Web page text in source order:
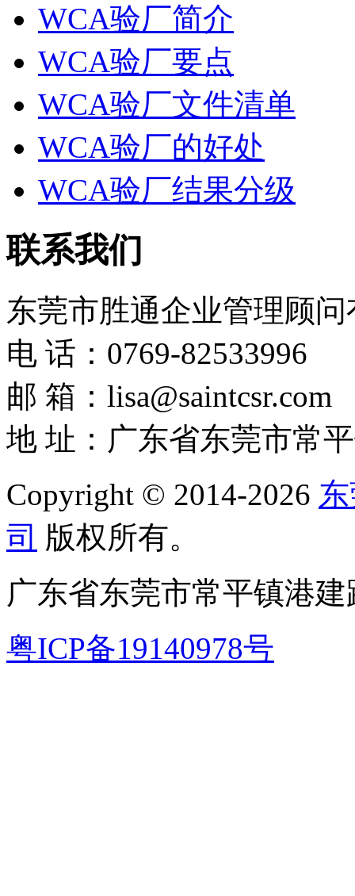
WCA验厂简介
WCA验厂要点
WCA验厂文件清单
WCA验厂的好处
WCA验厂结果分级
联系我们
东莞市胜通企业管理顾
电 话：0769-82533996
邮 箱：lisa@saintcsr.com
地 址：广东省东莞市常
Copyright © 2014-2026
司 版权所有。
广东省东莞市常平镇港建
粤ICP备19140978号